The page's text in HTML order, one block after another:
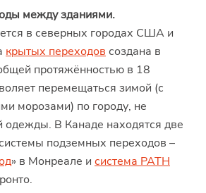
между зданиями.
в северных городах США и
крытых переходов создана в
протяжённостью в 18
перемещаться зимой (с
морозами) по городу, не
одежды. В Канаде находятся две
подземных переходов –
» в Монреале и система PATH